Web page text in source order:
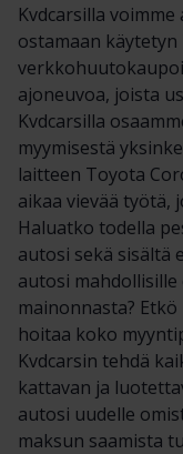
Kvdcarsilla
ostamaan käytetyn
ajoneuvoa, joista
Kvdcarsilla
myymisestä
laitteen Toyota
aikaa vievää työtä,
Haluatko todella
autosi sekä sisältä
autosi
mainonnasta?
hoitaa koko
Kvdcarsin tehdä
kattavan ja
autosi uudelle
maksun saamista